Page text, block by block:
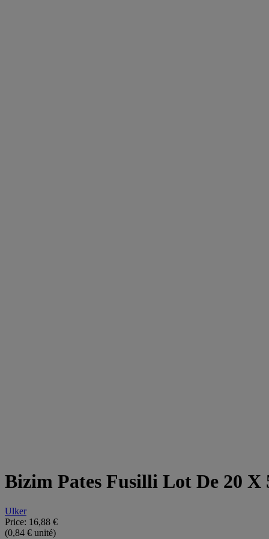
Bizim Pates Fusilli Lot De 20 X
Ulker
Price: 16,88 €
(0,84 € unité)